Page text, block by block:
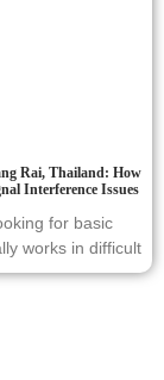
Rai, Thailand: How
Interference Issues
for basic
works in difficult